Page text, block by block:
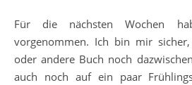
Für die nächsten Wochen
vorgenommen. Ich bin mir
oder andere Buch noch
auch noch auf ein paar